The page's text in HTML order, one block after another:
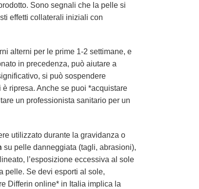
Sono segnali che la pelle si
effetti collaterali iniziali con
alterni per le prime 1-2 settimane, e
in precedenza, può aiutare a
si può sospendere
ripresa. Anche se puoi *acquistare
un professionista sanitario per un
utilizzato durante la gravidanza o
su pelle danneggiata (tagli, abrasioni),
l’esposizione eccessiva al sole
pelle. Se devi esporti al sole,
Differin online* in Italia implica la